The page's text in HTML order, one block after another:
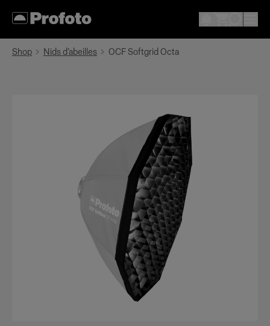
Shop Nids d’abeilles OCF Softgrid Octa